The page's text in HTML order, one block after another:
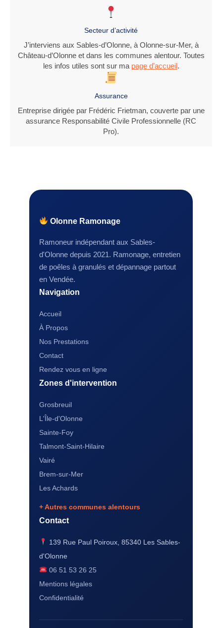
Secteur d’activité
J’interviens aux Sables-d’Olonne, à Olonne-sur-Mer, à
Château-d’Olonne et dans les communes alentour. Toutes
les infos utiles sont sur ma page d’accueil .
Assurance
Entreprise dirigée par Frédéric Frietman, couverte par une
assurance Responsabilité Civile Professionnelle (RC
Pro).
Olonne Ramonage
Ramoneur indépendant aux Sables-
d'Olonne depuis 2021. Ramonage, entretien
de poêles à granulés et dépannage partout
en Vendée.
Navigation
Accueil
À Propos
Nos Prestations
Contact
Rendez vous en ligne
Zones d'intervention
Grosbreuil
L'Île-d'Olonne
Sainte-Foy
Talmont-Saint-Hilaire
Vairé
Brem-sur-Mer
Les Achards
+ Autres communes alentours
Contact
139 Rue Paul Poiroux, 85340 Les Sables-
d'Olonne
06 51 53 26 25
Mentions légales
Confidentialité